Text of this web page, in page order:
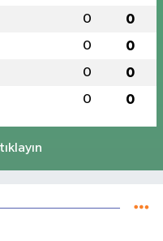
0 0
0 0
0 0
0 0